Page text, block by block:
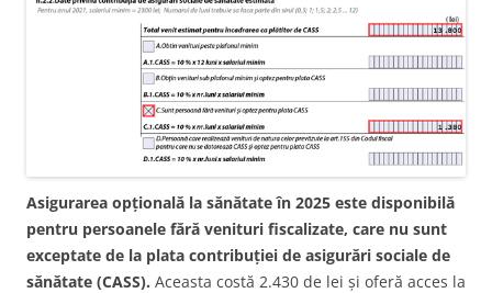
Asigurarea opțională la sănătate în 2025 este disponibilă
pentru persoanele fără venituri fiscalizate, care nu sunt
exceptate de la plata contribuției de asigurări sociale de
sănătate (CASS). Aceasta costă 2.430 de lei și oferă acces la